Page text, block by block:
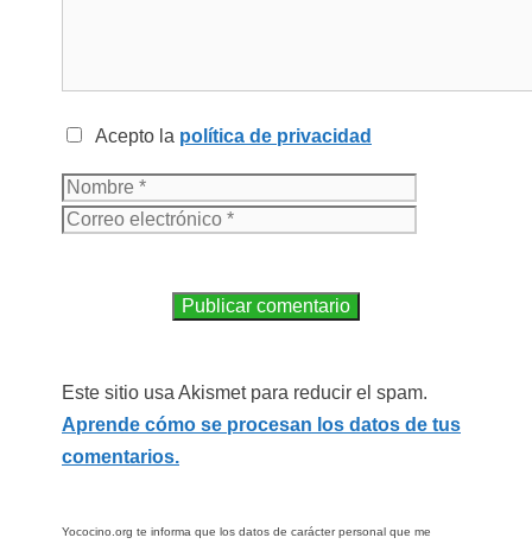
Acepto la política de privacidad
Este sitio usa Akismet para reducir el spam.
Aprende cómo se procesan los datos de tus
comentarios.
Yococino.org te informa que los datos de carácter personal que me